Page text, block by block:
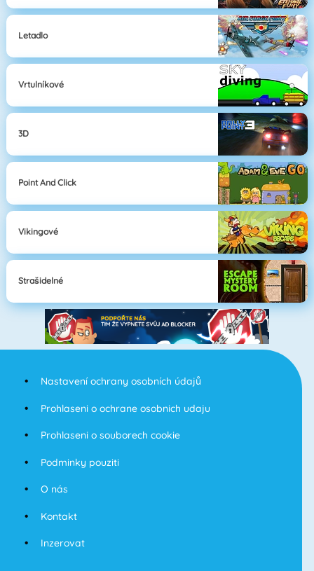
Letadlo
Vrtulníkové
3D
Point And Click
Vikingové
Strašidelné
Nastavení ochrany osobních údajů
Prohlaseni o ochrane osobnich udaju
Prohlaseni o souborech cookie
Podminky pouziti
O nás
Kontakt
Inzerovat